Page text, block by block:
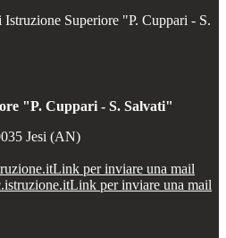
Istruzione Superiore "P. Cuppari - S.
"P. Cuppari - S. Salvati"
Jesi (AN)
Link per inviare una mail
Link per inviare una mail